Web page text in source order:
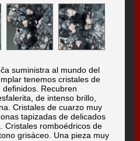
suministra al mundo del
tenemos cristales de
Recubren
de intenso brillo,
Cristales de cuarzo muy
tapizadas de delicados
Cristales romboédricos de
grisáceo. Una pieza muy